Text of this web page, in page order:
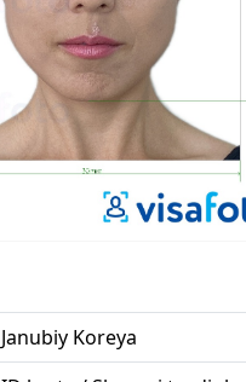
Janubiy Koreya